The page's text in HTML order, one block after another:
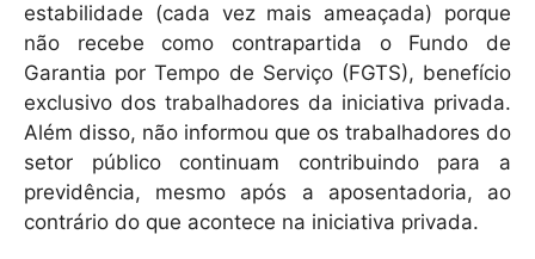
estabilidade (cada vez mais ameaçada) porque
não recebe como contrapartida o Fundo de
Garantia por Tempo de Serviço (FGTS), benefício
exclusivo dos trabalhadores da iniciativa privada.
Além disso, não informou que os trabalhadores do
setor público continuam contribuindo para a
previdência, mesmo após a aposentadoria, ao
contrário do que acontece na iniciativa privada.